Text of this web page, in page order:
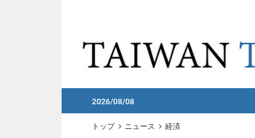
2026/08/08
トップ ニュース 経済